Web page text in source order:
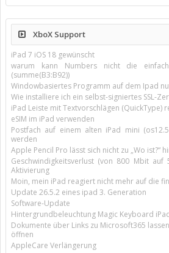
XboX Support
iPad 7 iOS 18 gewünscht
warum kann Numbers nicht die
(summe(B3:B92))
Windowbasiertes Programm auf dem Ipad
Wie installiere ich ein selbst-signiertes SSL-
iPad Leiste mit Textvorschlägen (QuickType)
eSIM im iPad verwenden
Postfach auf einem alten iPad mini
werden
Apple Pencil Pro lässt sich nicht zu „Wo ist?“
Geschwindigkeitsverlust (von 800 Mbit auf
Aktivierung
Moin, mein iPad reagiert nicht mehr auf die
Update 26.5.2 eines ipad 3. Generation
Software-Update
Hintergrundbeleuchtung Magic Keyboard iPad
Dokumente über Links zu Microsoft365
öffnen
AppleCare Verlängerung